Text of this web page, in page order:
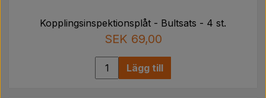
Kopplingsinspektionsplåt - Bultsats - 4 st.
SEK 69,00
Lägg till